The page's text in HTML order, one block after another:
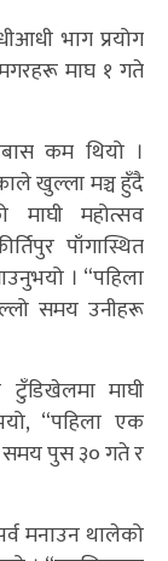
भाग प्रयोग
माघ १ गते
कम थियो ।
खुल्ला मञ्च हुँदै
माघी महोत्सव
पाँगास्थित
। “पहिला
समय उनीहरू
टुँडिखेलमा माघी
“पहिला एक
समय पुस ३० गते र
मनाउन थालेको